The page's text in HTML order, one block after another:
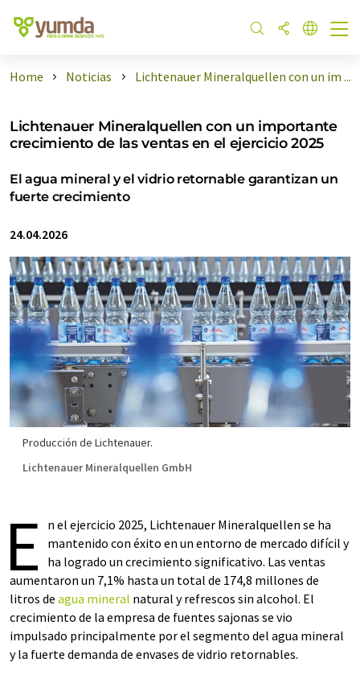
Home Noticias Lichtenauer Mineralquellen con un im ...
Lichtenauer Mineralquellen con un importante
crecimiento de las ventas en el ejercicio 2025
El agua mineral y el vidrio retornable garantizan un
fuerte crecimiento
24.04.2026
Producción de Lichtenauer.
Lichtenauer Mineralquellen GmbH
E
n el ejercicio 2025, Lichtenauer Mineralquellen se ha
mantenido con éxito en un entorno de mercado difícil y
ha logrado un crecimiento significativo. Las ventas
aumentaron un 7,1% hasta un total de 174,8 millones de
litros de agua mineral natural y refrescos sin alcohol. El
crecimiento de la empresa de fuentes sajonas se vio
impulsado principalmente por el segmento del agua mineral
y la fuerte demanda de envases de vidrio retornables.